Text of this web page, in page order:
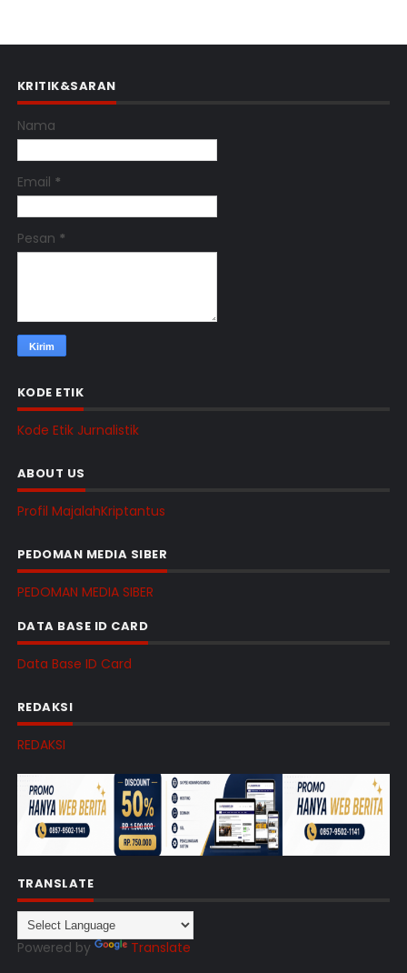
KRITIK&SARAN
Nama
Email *
Pesan *
KODE ETIK
Kode Etik Jurnalistik
ABOUT US
Profil MajalahKriptantus
PEDOMAN MEDIA SIBER
PEDOMAN MEDIA SIBER
DATA BASE ID CARD
Data Base ID Card
REDAKSI
REDAKSI
TRANSLATE
Powered by Translate